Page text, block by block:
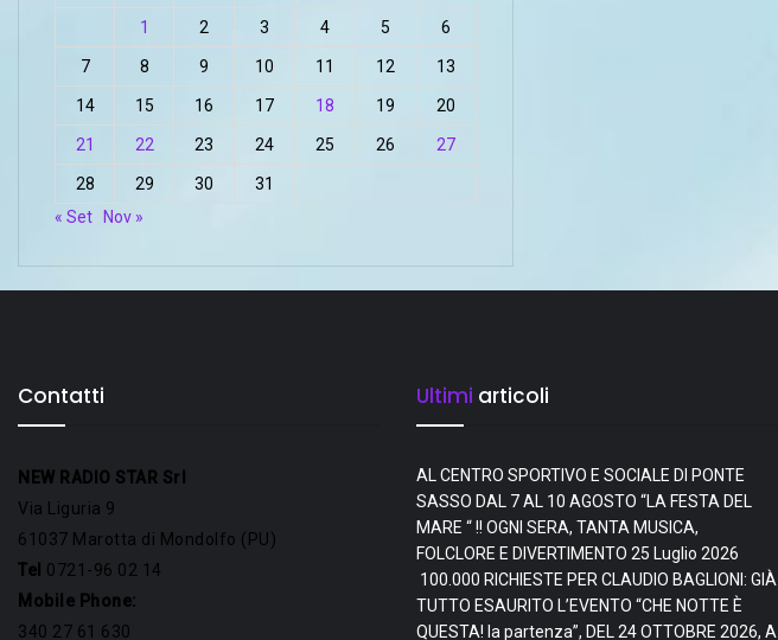
1 2 3 4 5 6
7 8 9 10 11 12 13
14 15 16 17 18 19 20
21 22 23 24 25 26 27
28 29 30
31
« Set
Nov »
Contatti
NEW RADIO STAR Srl
Via Liguria 9
61037 Marotta di Mondolfo (PU)
Tel 0721-96 02 14
Mobile Phone:
340 27 61 630
Ultimi articoli
AL CENTRO SPORTIVO E SOCIALE DI PONTE
SASSO DAL 7 AL 10 AGOSTO “LA FESTA DEL
MARE “ !! OGNI SERA, TANTA MUSICA,
FOLCLORE E DIVERTIMENTO 25 Luglio 2026
100.000 RICHIESTE PER CLAUDIO BAGLIONI: GIÀ
TUTTO ESAURITO L’EVENTO “CHE NOTTE È
QUESTA! la partenza”, DEL 24 OTTOBRE 2026, A